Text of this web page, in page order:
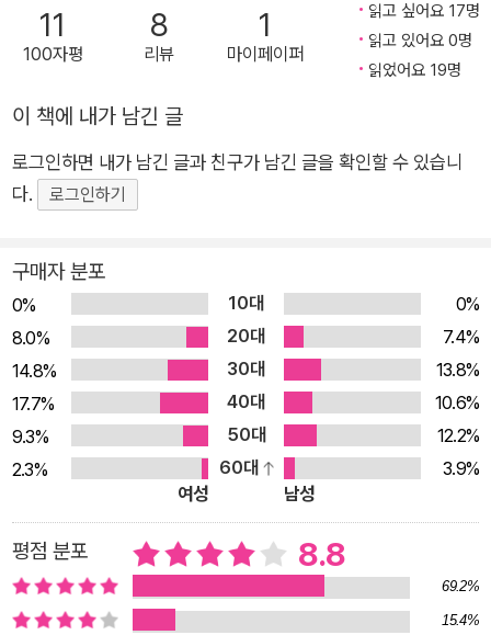
서 시민인 우리의 책임과 역할을 역설한다. 저자는 ‘정치는 시민
의 몫이고, 시민은 교체되지 않는다’라며 “선출된 정치인들과 녹
위탁하는 대신 우리 모두가 ‘시민의 자리’에서 책임과 역할을 다
할 때 한국 사회가 조금 더 좋아질 수 있다고 강조한다. ‘나중
에’와 ‘내로남불’을 반복하는 ‘벼랑 끝 정치’… 진짜 정당은 어디에
있는가 이 책은 밀레니얼 세대에 속하는 1990년생인 저자가 문
향신문〉, 〈미디어스〉, 월간지 〈일터〉에 쓴 글을 수정‧보완한 책으
로, 젊은 세대가 바라본 문재인 정부의 기록이다. “대학에서 정치
학을 전공했지만, 학과 강의보다는 대학언론 활동과 사회운동에
서 정치를 더 많이 배웠다”는 저자는 문화사회연구소, 이내창기
념사업회에서 활동하며 민주주의 사회에서 시민의 역할과 책임
을 끊임없이 고민했고, 그 고민을 이 책에서 글로 풀어냈다. 1장
<진짜 정당은 어디에 있는가>는 시민을 향하지 않는 정당과 정
치인에 대한 비판이다. 이 책은 정치적 책임성을 찾기 힘든 데다
‘사이비 종교’스러운 허경영의 국가혁명배당금당이 21대 총선 당
시 장년 노동자로 구성된 예비후보 1000여 명을 낸 사실을 되짚
는다. 그러면서 “이 ‘사이비 정당’이 요양보호사, 미화원, 백화점
11
100자평
8
리뷰
1
마이페이퍼
읽고 싶어요 17명
읽고 있어요 0명
읽었어요 19명
이 책에 내가 남긴 글
로그인하면 내가 남긴 글과 친구가 남긴 글을 확인할 수 있습니
다.
로그인하기
구매자 분포
0% 10대
0%
8.0%
20대
7.4%
14.8%
30대
13.8%
17.7%
40대
10.6%
9.3%
50대
12.2%
2.3%
60대
3.9%
여성
남성
평점 분포 8.8
69.2%
15.4%